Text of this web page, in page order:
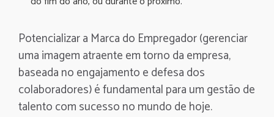
Potencializar a Marca do Empregador (gerenciar
uma imagem atraente em torno da empresa,
baseada no engajamento e defesa dos
colaboradores) é fundamental para um gestão de
talento com sucesso no mundo de hoje.